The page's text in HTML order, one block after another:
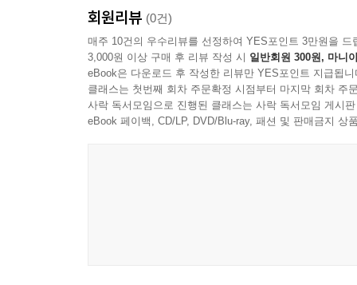
Unit 12. 총수요－총공급모형
CHAPTER 06. 실업과 인플레이션
Unit 13. 실업
Unit 14. 인플레이션
Unit 15. 필립스곡선이론
본 교재의 특징은 다음과 같다.
1. 공기업 단일전공에 적합한 모든 영역의 기출문
본 교재는 경제학문제가 출제되는 공무원, 공인
수록하였다. 각 시험의 특성에 따라 난이도와 출
출제되고 있는 추세이므로 다양한 수험영역의 기
회원리뷰 (0건)
매주 10건의 우수리뷰를 선정하여 YES포인트 3만원을 드
3,000원 이상 구매 후 리뷰 작성 시 일반회원 300원, 마니
eBook은 다운로드 후 작성한 리뷰만 YES포인트 지급됩니
클래스는 첫번째 회차 주문확정 시점부터 마지막 회차 주
사락 독서모임으로 진행된 클래스는 사락 독서모임 게시
eBook 페이백, CD/LP, DVD/Blu-ray, 패션 및 판매금지 상